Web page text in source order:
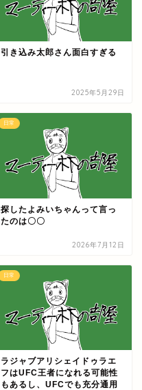
引き込み太郎さん面白すぎる
2025年5月29日
日常
探したよみいちゃんって言っ
たのは〇〇
2026年7月12日
日常
ラジャブアリシェイドゥラエ
フはUFC王者になれる可能性
もあるし、UFCでも充分通用